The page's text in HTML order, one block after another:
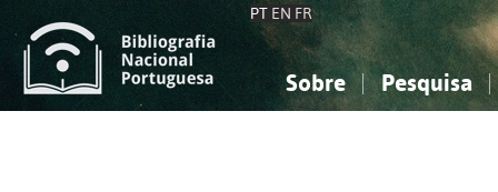
PT EN FR
Sobre Pesquisa